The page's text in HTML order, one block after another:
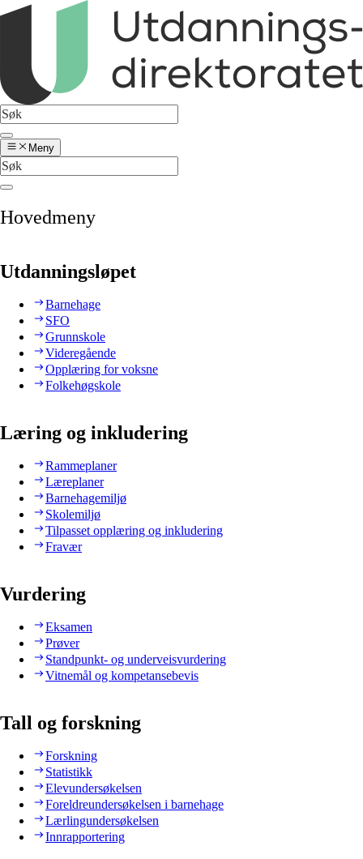
Meny
Hovedmeny
Utdanningsløpet
Barnehage
SFO
Grunnskole
Videregående
Opplæring for voksne
Folkehøgskole
Læring og inkludering
Rammeplaner
Læreplaner
Barnehagemiljø
Skolemiljø
Tilpasset opplæring og inkludering
Fravær
Vurdering
Eksamen
Prøver
Standpunkt- og underveisvurdering
Vitnemål og kompetansebevis
Tall og forskning
Forskning
Statistikk
Elevundersøkelsen
Foreldreundersøkelsen i barnehage
Lærlingundersøkelsen
Innrapportering